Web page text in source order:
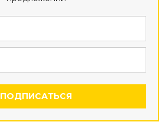
ПОДПИСАТЬСЯ